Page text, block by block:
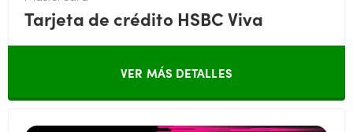
Tarjeta de crédito HSBC Viva
VER MÁS DETALLES